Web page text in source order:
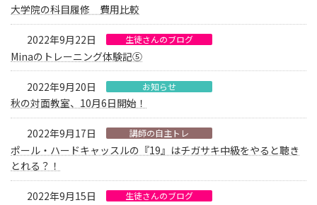
大学院の科目履修 費用比較
2022年9月22日 生徒さんのブログ
Minaのトレーニング体験記⑤
2022年9月20日 お知らせ
秋の対面教室、10月6日開始！
2022年9月17日 講師の自主トレ
ポール・ハードキャッスルの『19』はチガサキ中級をやると聴き
とれる？！
2022年9月15日 生徒さんのブログ